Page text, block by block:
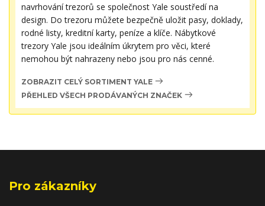
navrhování trezorů se společnost Yale soustředí na
design. Do trezoru můžete bezpečně uložit pasy, doklady,
rodné listy, kreditní karty, peníze a klíče. Nábytkové
trezory Yale jsou ideálním úkrytem pro věci, které
nemohou být nahrazeny nebo jsou pro nás cenné.
ZOBRAZIT CELÝ SORTIMENT YALE
PŘEHLED VŠECH PRODÁVANÝCH ZNAČEK
Pro zákazníky